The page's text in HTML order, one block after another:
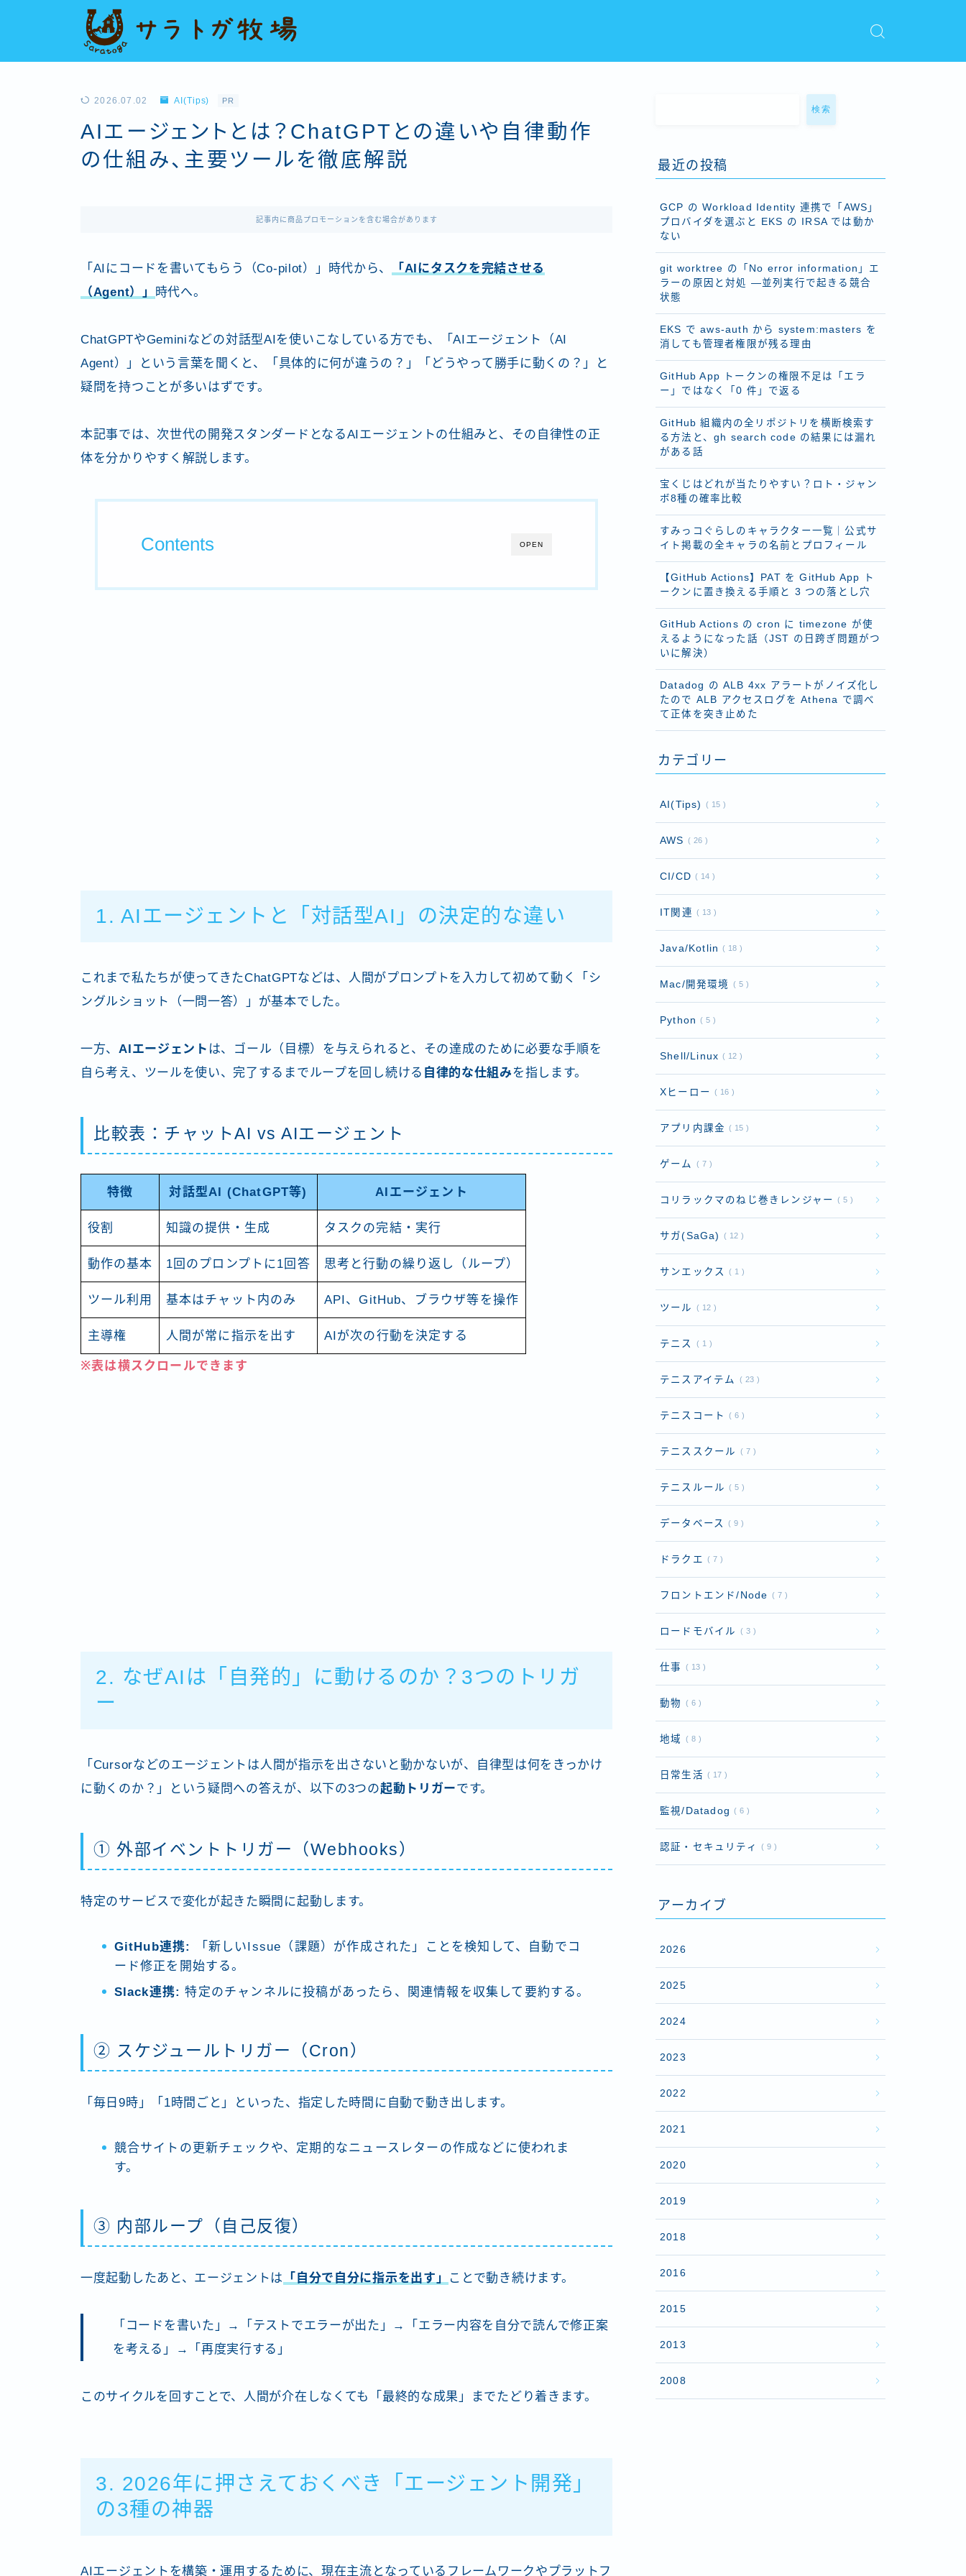
2026.07.02 AI(Tips) PR
AIエージェントとは？ChatGPTとの違いや自律動作
の仕組み、主要ツールを徹底解説
記事内に商品プロモーションを含む場合があります
「AIにコードを書いてもらう（Co-pilot）」時代から、
「AIにタスクを完結させる
（Agent）」
時代へ。
ChatGPTやGeminiなどの対話型AIを使いこなしている方でも、「AIエージェント（AI
Agent）」という言葉を聞くと、「具体的に何が違うの？」「どうやって勝手に動くの？」と
疑問を持つことが多いはずです。
本記事では、次世代の開発スタンダードとなるAIエージェントの仕組みと、その自律性の正
体を分かりやすく解説します。
OPEN
Contents
1. AIエージェントと「対話型AI」の決定的な違い
これまで私たちが使ってきたChatGPTなどは、人間がプロンプトを入力して初めて動く「シ
ングルショット（一問一答）」が基本でした。
一方、AIエージェント は、ゴール（目標）を与えられると、その達成のために必要な手順を
自ら考え、ツールを使い、完了するまでループを回し続ける 自律的な仕組みを指します。
比較表：チャットAI vs AIエージェント
特徴 対話型AI (ChatGPT等) AIエージェント
役割 知識の提供・生成 タスクの完結・実行
動作の基本 1回のプロンプトに1回答 思考と行動の繰り返し（ループ）
ツール利用 基本はチャット内のみ API、GitHub、ブラウザ等を操作
主導権 人間が常に指示を出す AIが次の行動を決定する
※表は横スクロールできます
2. なぜAIは「自発的」に動けるのか？3つのトリガ
ー
「Cursorなどのエージェントは人間が指示を出さないと動かないが、自律型は何をきっかけ
に動くのか？」という疑問への答えが、以下の3つの起動トリガーです。
① 外部イベントトリガー（Webhooks）
特定のサービスで変化が起きた瞬間に起動します。
GitHub連携:
「新しいIssue（課題）が作成された」ことを検知して、自動でコ
ード修正を開始する。
Slack連携: 特定のチャンネルに投稿があったら、関連情報を収集して要約する。
② スケジュールトリガー（Cron）
「毎日9時」「1時間ごと」といった、指定した時間に自動で動き出します。
競合サイトの更新チェックや、定期的なニュースレターの作成などに使われま
す。
③ 内部ループ（自己反復）
一度起動したあと、エージェントは 「自分で自分に指示を出す」 ことで動き続けます。
「コードを書いた」→「テストでエラーが出た」→「エラー内容を自分で読んで修正案
を考える」→「再度実行する」
このサイクルを回すことで、人間が介在しなくても「最終的な成果」までたどり着きます。
3. 2026年に押さえておくべき「エージェント開発」
の3種の神器
AIエージェントを構築・運用するために、現在主流となっているフレームワークやプラットフ
検索
最近の投稿
GCP の Workload Identity 連携で「AWS」
プロバイダを選ぶと EKS の IRSA では動か
ない
git worktree の「No error information」エ
ラーの原因と対処 ―並列実行で起きる競合
状態
EKS で aws-auth から system:masters を
消しても管理者権限が残る理由
GitHub App トークンの権限不足は「エラ
ー」ではなく「0 件」で返る
GitHub 組織内の全リポジトリを横断検索す
る方法と、gh search code の結果には漏れ
がある話
宝くじはどれが当たりやすい？ロト・ジャン
ボ8種の確率比較
すみっコぐらしのキャラクター一覧｜公式サ
イト掲載の全キャラの名前とプロフィール
【GitHub Actions】PAT を GitHub App ト
ークンに置き換える手順と 3 つの落とし穴
GitHub Actions の cron に timezone が使
えるようになった話（JST の日跨ぎ問題がつ
いに解決）
Datadog の ALB 4xx アラートがノイズ化し
たので ALB アクセスログを Athena で調べ
て正体を突き止めた
カテゴリー
AI(Tips) 15
AWS 26
CI/CD 14
IT関連 13
Java/Kotlin 18
Mac/開発環境 5
Python 5
Shell/Linux 12
Xヒーロー 16
アプリ内課金 15
ゲーム 7
コリラックマのねじ巻きレンジャー 5
サガ(SaGa) 12
サンエックス 1
ツール 12
テニス 1
テニスアイテム 23
テニスコート 6
テニススクール 7
テニスルール 5
データベース 9
ドラクエ 7
フロントエンド/Node 7
ロードモバイル 3
仕事 13
動物 6
地域 8
日常生活 17
監視/Datadog 6
認証・セキュリティ 9
アーカイブ
2026
2025
2024
2023
2022
2021
2020
2019
2018
2016
2015
2013
2008